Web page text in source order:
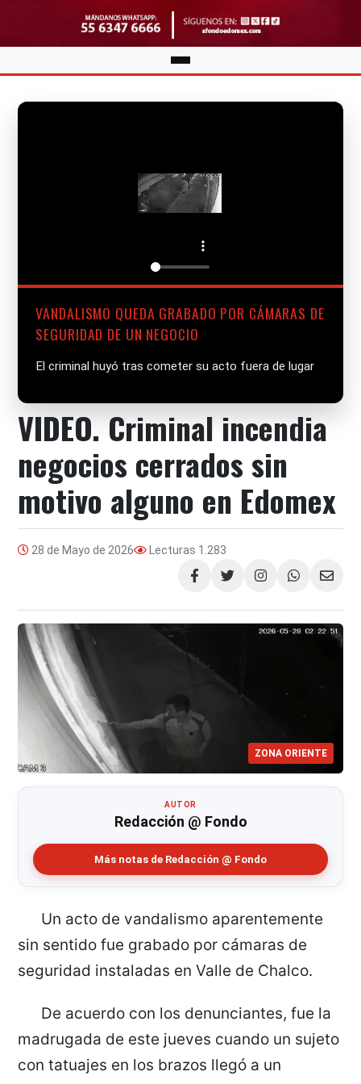
VANDALISMO QUEDA GRABADO POR CÁMARAS DE
SEGURIDAD DE UN NEGOCIO
El criminal huyó tras cometer su acto fuera de lugar
VIDEO. Criminal incendia
negocios cerrados sin
motivo alguno en Edomex
28 de Mayo de 2026 Lecturas 1.283
Compartir
ZONA ORIENTE
AUTOR
Redacción @ Fondo
Más notas de Redacción @ Fondo
Un acto de vandalismo aparentemente
sin sentido fue grabado por cámaras de
seguridad instaladas en Valle de Chalco.
De acuerdo con los denunciantes, fue la
madrugada de este jueves cuando un sujeto
con tatuajes en los brazos llegó a un